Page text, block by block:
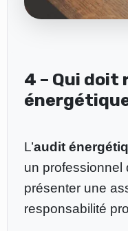
4 – Qui doit
L’audit
un professionnel
présenter une
responsabilité